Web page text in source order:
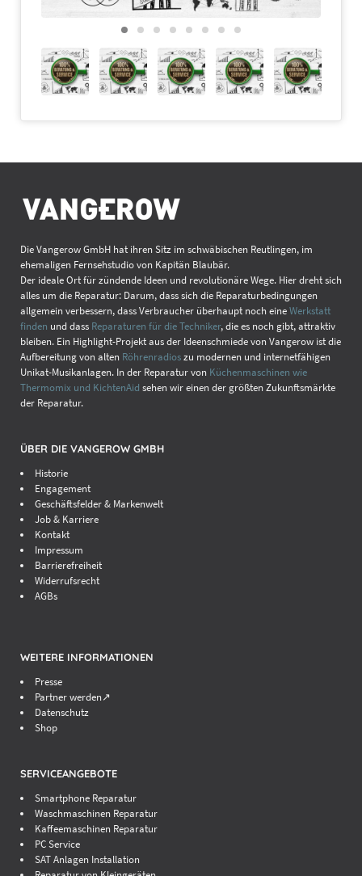
Die Vangerow GmbH hat ihren Sitz im schwäbischen Reutlingen, im
ehemaligen Fernsehstudio von Kapitän Blaubär.
Der ideale Ort für zündende Ideen und revolutionäre Wege. Hier dreht sich
alles um die Reparatur: Darum, dass sich die Reparaturbedingungen
allgemein verbessern, dass Verbraucher überhaupt noch eineWerkstatt
finden und dass Reparaturen für die Techniker, die es noch gibt, attraktiv
bleiben. Ein Highlight-Projekt aus der Ideenschmiede von Vangerow ist die
Aufbereitung von alten Röhrenradioszu modernen und internetfähigen
Unikat-Musikanlagen. In der Reparatur von Küchenmaschinen wie
Thermomix und KichtenAid sehen wir einen der größten Zukunftsmärkte
der Reparatur.
ÜBER DIE VANGEROW GMBH
Historie
Engagement
Geschäftsfelder & Markenwelt
Job & Karriere
Kontakt
Impressum
Barrierefreiheit
Widerrufsrecht
AGBs
WEITERE INFORMATIONEN
Presse
Partner werden↗
Datenschutz
Shop
SERVICEANGEBOTE
Smartphone Reparatur
Waschmaschinen Reparatur
Kaffeemaschinen Reparatur
PC Service
SAT Anlagen Installation